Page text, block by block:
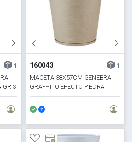
1
GRIS
160043
1
MACETA 38X57CM GENEBRA
GRAPHITO EFECTO PIEDRA
BEIGE